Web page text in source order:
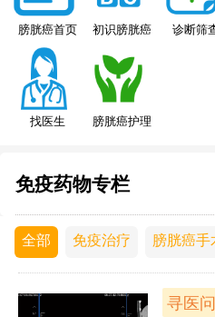
膀胱癌首页 初识膀胱癌 诊断筛
找医生 膀胱癌护理
免疫药物专栏
全部 免疫治疗 膀胱癌手
寻医